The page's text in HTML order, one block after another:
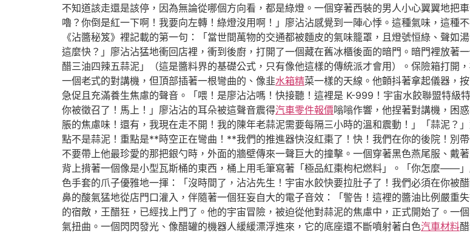
不知道該走還是該停，因為無論從哪個方向看，都是綠燈。一個穿著西裝的男人小心翼翼地把
嚕？你倒是紅一下啊！我要向左轉！綠燈沒用啊！」廖沾沾感覺到一陣心悸。這種氣味，這種
《沾醬秘笈》裡記載的第一句：「當世間萬物的交通都被麵皮的氣味籠罩，且燈號恒綠、聲
這麼快？」廖沾沾猛地衝回店裡，衝到後廚，打開了一個藏在舊冰櫃後面的暗門。暗門裡放著
醋三油四辣五蒜泥」（這是醬料界的基礎公式，只有像他這樣的傳統派才會用）。保險箱打開
一個老式的對講機，但頂部插著一根彎曲的、像韭水箱精菜一樣的天線。他顫抖著拿起儀器，
急促且充滿養生焦慮的聲音。「喂！是廖沾沾嗎！快接聽！這裡是 K-999！宇宙水餃聯盟特級
你被徵召了！馬上！」廖沾沾的耳朵被這聲音震得汽車零件報價嗡嗡作響，他捏著對講機，困
脹的焦慮味！還有，我現在走不開！我的陳年老蒜泥需要每隔三小時的溫和震動！」「蒜泥？
點不是蒜泥！重點是**時空正在彎曲！**我們的推進器快沒紅棗了！快！我們在你的後院！
不要帶上他最珍愛的那把銀勺時，外面的牆壁傳來一聲巨大的撞擊。一個穿著黑色燕尾服、戴
背上揹著一個像是小型瓦斯桶的東西，桶上用毛筆寫著「極品紅棗枸杞燃料」。「你怎麼——
色手套的爪子優雅地一揮：「沒時間了，沾沾先生！宇宙水餃快要拉肚子了！我們必須在你被
鼻的酸氣猛地從店門口灌入，伴隨著一個狂妄自大的電子音效：「警告！這裡的醬油比例嚴重
的宿敵，王醋狂，已經找上門了。他的宇宙冒險，被迫從他對蒜泥的焦慮中，正式開始了。一
氣扭曲。一個閃閃發光、像醋罐的機器人緩緩漂浮進來，它的底座還不斷噴射著白色汽車材料